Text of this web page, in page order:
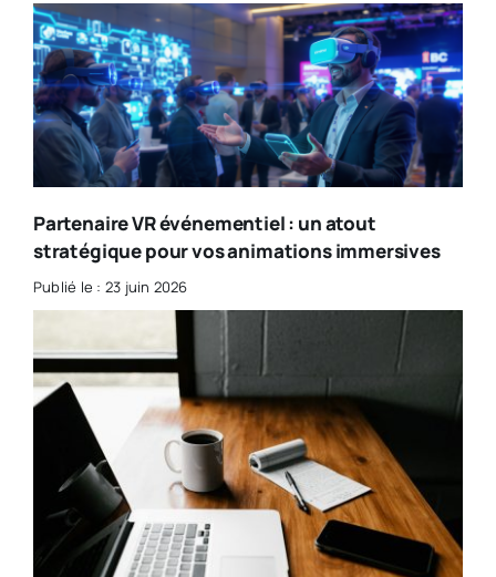
Partenaire VR événementiel : un atout
stratégique pour vos animations immersives
Publié le : 23 juin 2026